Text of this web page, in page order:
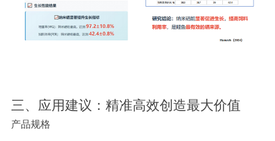
三、应用建议：精准高效创造最大价值
产品规格